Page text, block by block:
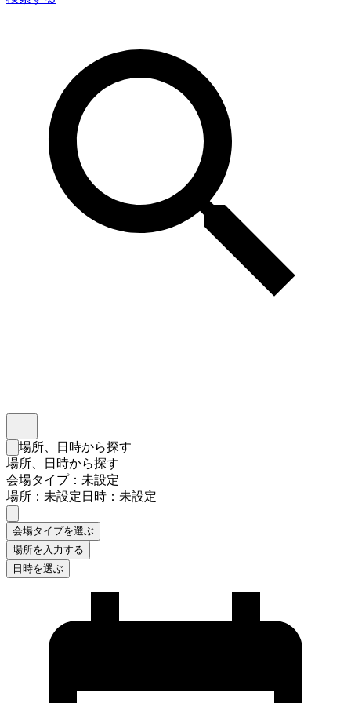
検索フォームを閉じる
場所、日時から探す
場所、日時から探す
会場タイプ：未設定
場所：未設定日時：未設定
会場タイプを選ぶ
場所を入力する
日時を選ぶ